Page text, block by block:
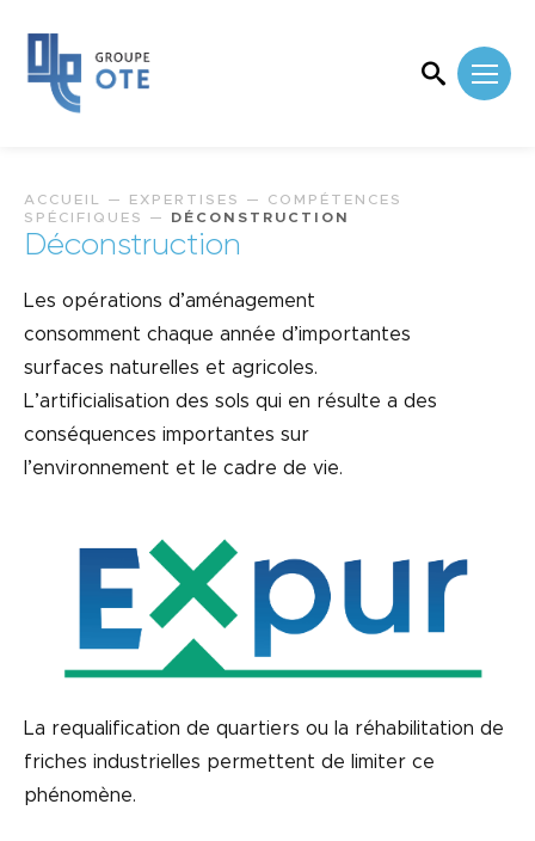
ACCUEIL — EXPERTISES — COMPÉTENCES
SPÉCIFIQUES
— DÉCONSTRUCTION
Déconstruction
Les opérations d’aménagement
consomment chaque année d’importantes
surfaces naturelles et agricoles.
L’artificialisation des sols qui en résulte a des
conséquences importantes sur
l’environnement et le cadre de vie.
La requalification de quartiers ou la réhabilitation de
friches industrielles permettent de limiter ce
phénomène.